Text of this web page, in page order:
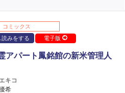
コミックス
読みをする
電子版
アパート鳳銘館の新米管理人
キコ
希